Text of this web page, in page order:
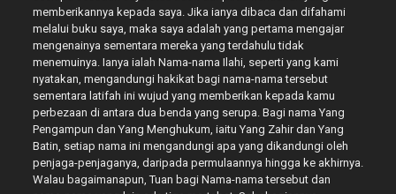
memberikannya kepada saya. Jika ianya dibaca dan difahami
melalui buku saya, maka saya adalah yang pertama mengajar
mengenainya sementara mereka yang terdahulu tidak
menemuinya. Ianya ialah Nama-nama Ilahi, seperti yang kami
nyatakan, mengandungi hakikat bagi nama-nama tersebut
sementara latifah ini wujud yang memberikan kepada kamu
perbezaan di antara dua benda yang serupa. Bagi nama Yang
Pengampun dan Yang Menghukum, iaitu Yang Zahir dan Yang
Batin, setiap nama ini mengandungi apa yang dikandungi oleh
penjaga-penjaganya, daripada permulaannya hingga ke akhirnya.
Walau bagaimanapun, Tuan bagi Nama-nama tersebut dan